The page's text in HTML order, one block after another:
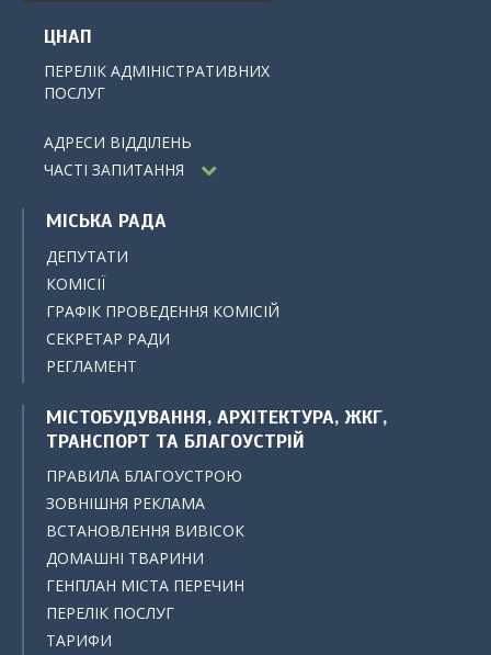
ЦНАП
ПЕРЕЛІК АДМІНІСТРАТИВНИХ
ПОСЛУГ
АДРЕСИ ВІДДІЛЕНЬ
ЧАСТІ ЗАПИТАННЯ
МІСЬКА РАДА
ДЕПУТАТИ
КОМІСІЇ
ГРАФІК ПРОВЕДЕННЯ КОМІСІЙ
СЕКРЕТАР РАДИ
РЕГЛАМЕНТ
МІСТОБУДУВАННЯ, АРХІТЕКТУРА, ЖКГ,
ТРАНСПОРТ ТА БЛАГОУСТРІЙ
ПРАВИЛА БЛАГОУСТРОЮ
ЗОВНІШНЯ РЕКЛАМА
ВСТАНОВЛЕННЯ ВИВІСОК
ДОМАШНІ ТВАРИНИ
ГЕНПЛАН МІСТА ПЕРЕЧИН
ПЕРЕЛІК ПОСЛУГ
ТАРИФИ